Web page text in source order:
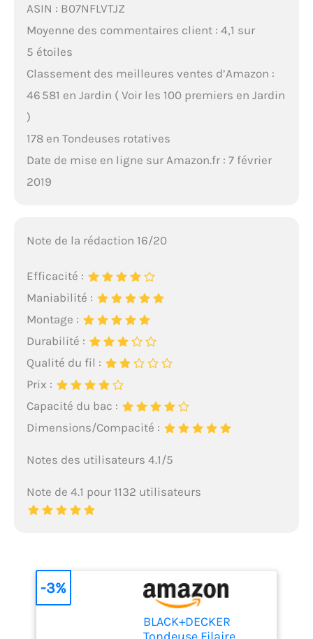
ASIN : B07NFLVTJZ
Moyenne des commentaires client : 4,1 sur
5 étoiles
Classement des meilleures ventes d’Amazon :
46 581 en Jardin ( Voir les 100 premiers en Jardin
)
178 en Tondeuses rotatives
Date de mise en ligne sur Amazon.fr : 7 février
2019
Note de la rédaction 16/20
Efficacité :
Maniabilité :
Montage :
Durabilité :
Qualité du fil :
Prix :
Capacité du bac :
Dimensions/Compacité :
Notes des utilisateurs 4.1/5
Note de 4.1 pour 1132 utilisateurs
BLACK+DECKER
-3%